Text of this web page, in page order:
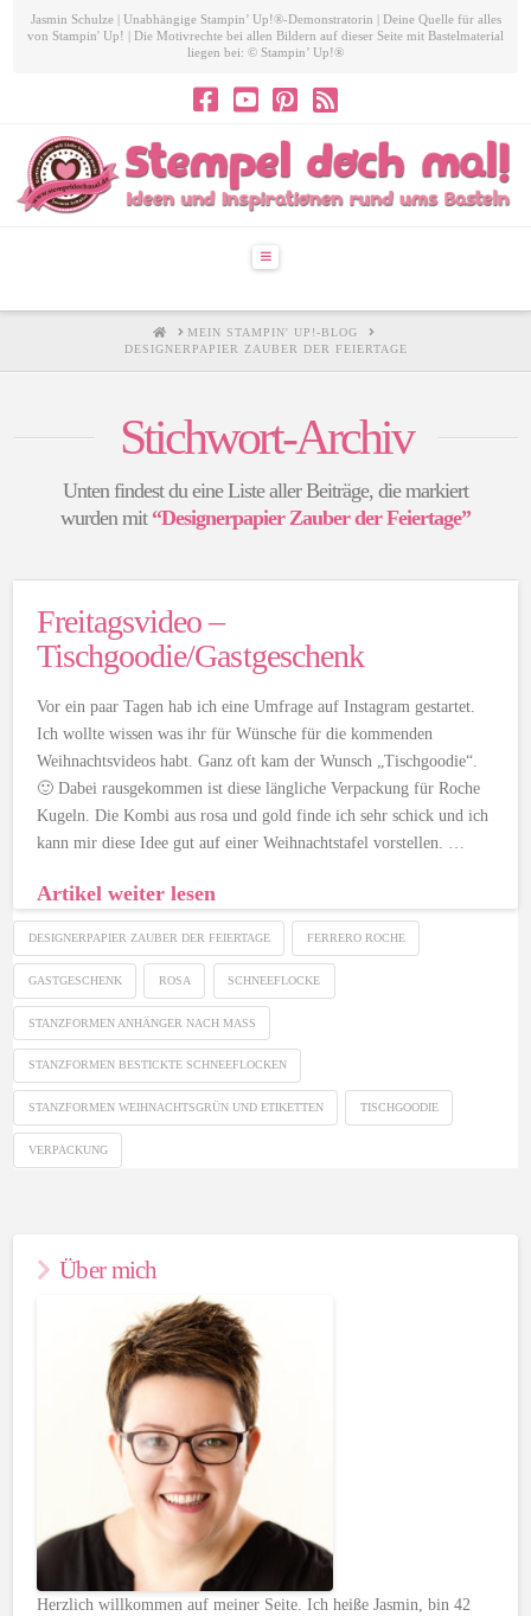
Jasmin Schulze | Unabhängige Stampin’ Up!®-Demonstratorin | Deine Quelle für alles
von Stampin' Up! | Die Motivrechte bei allen Bildern auf dieser Seite mit Bastelmaterial
liegen bei: © Stampin’ Up!®
Navigation
HOMEMEIN STAMPIN' UP!-BLOG
DESIGNERPAPIER ZAUBER DER FEIERTAGE
Stichwort-Archiv
Unten findest du eine Liste aller Beiträge, die markiert
wurden mit “Designerpapier Zauber der Feiertage”
Freitagsvideo –
Tischgoodie/Gastgeschenk
Vor ein paar Tagen hab ich eine Umfrage auf Instagram gestartet.
Ich wollte wissen was ihr für Wünsche für die kommenden
Weihnachtsvideos habt. Ganz oft kam der Wunsch „Tischgoodie“.
🙂 Dabei rausgekommen ist diese längliche Verpackung für Roche
Kugeln. Die Kombi aus rosa und gold finde ich sehr schick und ich
kann mir diese Idee gut auf einer Weihnachtstafel vorstellen. …
Artikel weiter lesen
DESIGNERPAPIER ZAUBER DER FEIERTAGE FERRERO ROCHE
GASTGESCHENK ROSA SCHNEEFLOCKE
STANZFORMEN ANHÄNGER NACH MASS
STANZFORMEN BESTICKTE SCHNEEFLOCKEN
STANZFORMEN WEIHNACHTSGRÜN UND ETIKETTEN TISCHGOODIE
VERPACKUNG
Über mich
Herzlich willkommen auf meiner Seite. Ich heiße Jasmin, bin 42